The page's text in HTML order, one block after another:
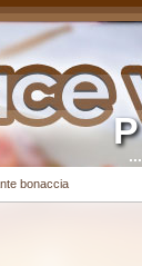
bonaccia